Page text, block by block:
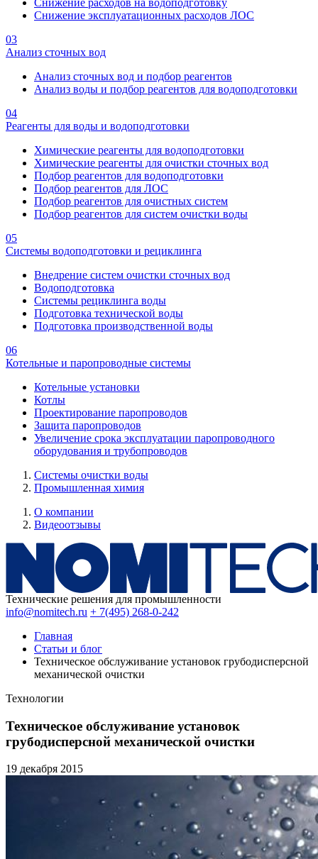
Снижение расходов на водоподготовку
Снижение эксплуатационных расходов ЛОС
03
Анализ сточных вод
Анализ сточных вод и подбор реагентов
Анализ воды и подбор реагентов для водоподготовки
04
Реагенты для воды и водоподготовки
Химические реагенты для водоподготовки
Химические реагенты для очистки сточных вод
Подбор реагентов для водоподготовки
Подбор реагентов для ЛОС
Подбор реагентов для очистных систем
Подбор реагентов для систем очистки воды
05
Системы водоподготовки и рециклинга
Внедрение систем очистки сточных вод
Водоподготовка
Системы рециклинга воды
Подготовка технической воды
Подготовка производственной воды
06
Котельные и паропроводные системы
Котельные установки
Котлы
Проектирование паропроводов
Защита паропроводов
Увеличение срока эксплуатации паропроводного
оборудования и трубопроводов
Системы очистки воды
Промышленная химия
О компании
Видеоотзывы
Технические решения для промышленности
info@nomitech.ru + 7(495) 268-0-242
Главная
Статьи и блог
Техническое обслуживание установок грубодисперсной
механической очистки
Технологии
Техническое обслуживание установок
грубодисперсной механической очистки
19 декабря 2015